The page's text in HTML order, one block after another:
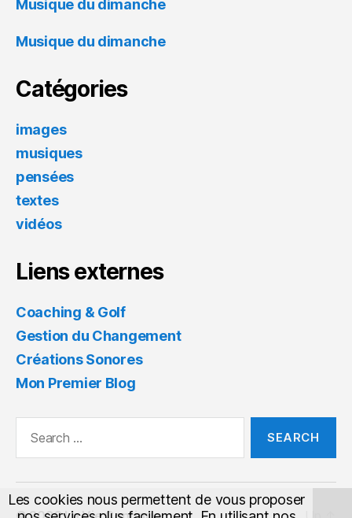
Musique du dimanche
Musique du dimanche
Catégories
images
musiques
pensées
textes
vidéos
Liens externes
Coaching & Golf
Gestion du Changement
Créations Sonores
Mon Premier Blog
Les cookies nous permettent de vous proposer